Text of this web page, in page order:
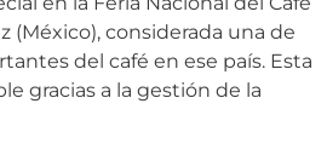
(México), considerada una de
del café en ese país. Esta
gracias a la gestión de la